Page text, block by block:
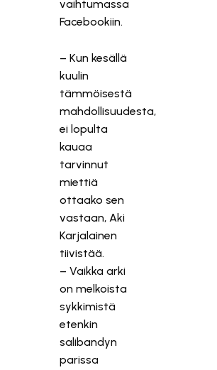
vaihtumassa
Facebookiin.
– Kun kesällä
kuulin
tämmöisestä
mahdollisuudesta,
ei lopulta
kauaa
tarvinnut
miettiä
ottaako sen
vastaan, Aki
Karjalainen
tiivistää.
– Vaikka arki
on melkoista
sykkimistä
etenkin
salibandyn
parissa